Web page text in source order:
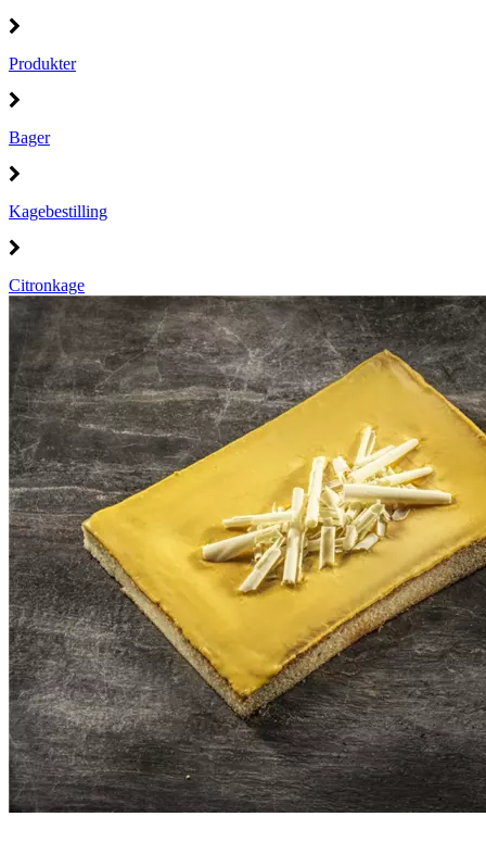
Produkter
Bager
Kagebestilling
Citronkage